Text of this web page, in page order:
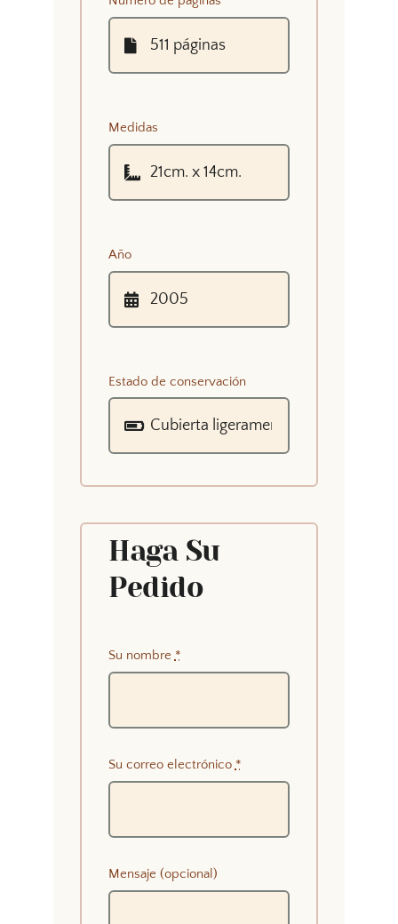
Medidas
Año
Estado de conservación
Haga Su
Pedido
Su nombre *
Su correo electrónico *
Mensaje (opcional)